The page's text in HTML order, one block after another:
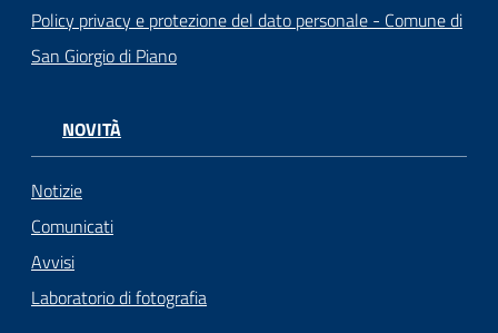
Policy privacy e protezione del dato personale - Comune di
San Giorgio di Piano
NOVITÀ
Notizie
Comunicati
Avvisi
Laboratorio di fotografia